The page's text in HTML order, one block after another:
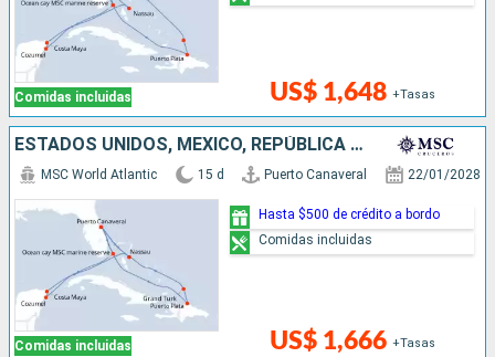
Comidas incluidas US$ 1,648 +Tasas
ESTADOS UNIDOS, MÉXICO, REPÚBLICA DOMINICANA, BAHAMAS
Comidas incluidas
MSC World Atlantic 15 d Puerto Canaveral 22/01/2028
US$ 1,666 +Tasas
Hasta $500 de crédito a bordo
Comidas incluidas